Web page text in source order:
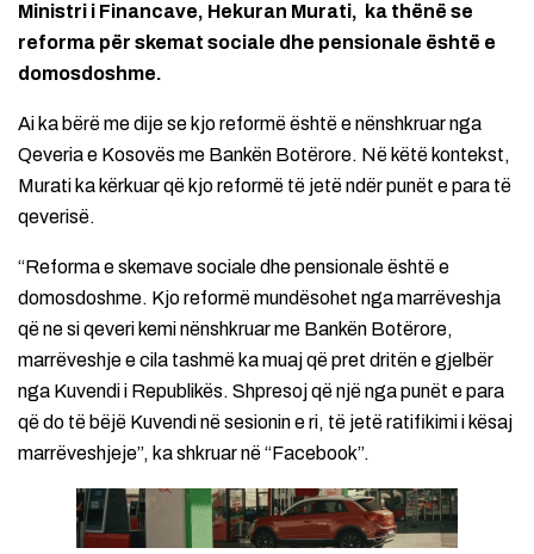
Ministri i Financave, Hekuran Murati, ka thënë se
reforma për skemat sociale dhe pensionale është e
domosdoshme.
Ai ka bërë me dije se kjo reformë është e nënshkruar nga
Qeveria e Kosovës me Bankën Botërore. Në këtë kontekst,
Murati ka kërkuar që kjo reformë të jetë ndër punët e para të
qeverisë.
“Reforma e skemave sociale dhe pensionale është e
domosdoshme. Kjo reformë mundësohet nga marrëveshja
që ne si qeveri kemi nënshkruar me Bankën Botërore,
marrëveshje e cila tashmë ka muaj që pret dritën e gjelbër
nga Kuvendi i Republikës. Shpresoj që një nga punët e para
që do të bëjë Kuvendi në sesionin e ri, të jetë ratifikimi i kësaj
marrëveshjeje”, ka shkruar në “Facebook”.